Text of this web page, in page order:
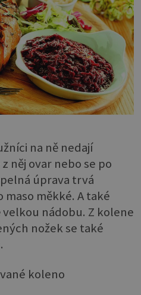
na ně nedají
něj ovar nebo se po
úprava trvá
měkké. A také
nádobu. Z kolene
nožek se také
koleno